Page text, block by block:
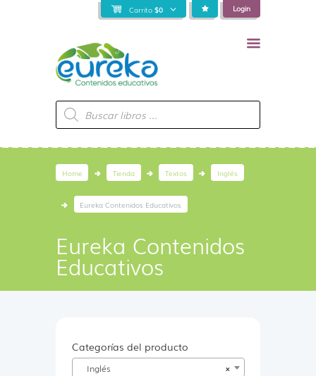
Carrito $0 Login
Búsqueda
de
productos
Home Tienda Textos Inglés
Eureka Contenidos Educativos
Eureka Contenidos
Educativos
Categorías del producto
×
Inglés